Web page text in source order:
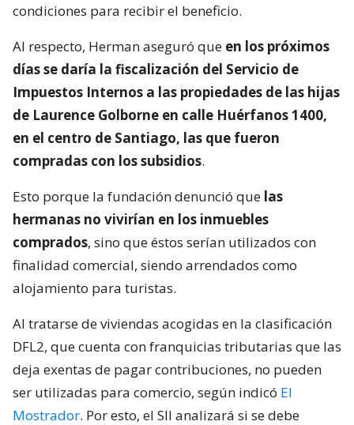
condiciones para recibir el beneficio.
Al respecto, Herman aseguró que en los próximos
días se daría la fiscalización del Servicio de
Impuestos Internos a las propiedades de las hijas
de Laurence Golborne en calle Huérfanos 1400,
en el centro de Santiago, las que fueron
compradas con los subsidios.
Esto porque la fundación denunció que las
hermanas no vivirían en los inmuebles
comprados, sino que éstos serían utilizados con
finalidad comercial, siendo arrendados como
alojamiento para turistas.
Al tratarse de viviendas acogidas en la clasificación
DFL2, que cuenta con franquicias tributarias que las
deja exentas de pagar contribuciones, no pueden
ser utilizadas para comercio, según indicó El
Mostrador. Por esto, el SII analizará si se debe